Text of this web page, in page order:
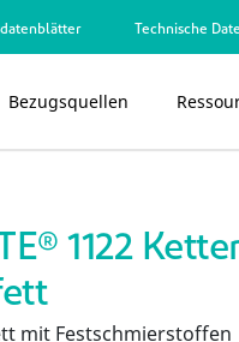
Technische
Bezugsquellen
1122
mit Festschmierstoffen